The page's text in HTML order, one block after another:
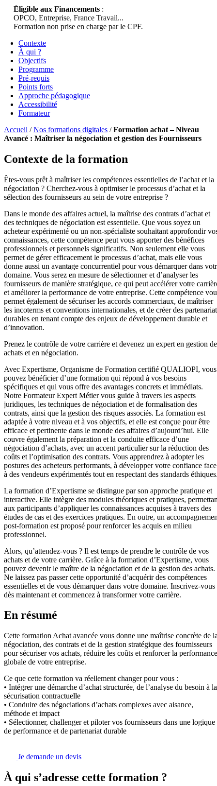
Éligible aux Financements :
OPCO, Entreprise, France Travail...
Formation non prise en charge par le CPF.
Contexte
À qui ?
Objectifs
Programme
Pré-requis
Points forts
Approche pédagogique
Accessibilité
Formateur
Accueil /Nos formations digitales /Formation achat – Niveau
Avancé : Maîtriser la négociation et gestion des Fournisseurs
Contexte de la formation
Êtes-vous prêt à maîtriser les compétences essentielles de l’achat et la
négociation ? Cherchez-vous à optimiser le processus d’achat et la
sélection des fournisseurs au sein de votre entreprise ?
Dans le monde des affaires actuel, la maîtrise des contrats d’achat et
des techniques de négociation est essentielle. Que vous soyez un
acheteur expérimenté ou un non-spécialiste souhaitant approfondir
connaissances, cette compétence peut vous apporter des bénéfices
professionnels et personnels significatifs. Non seulement elle vous
permet de gérer efficacement le processus d’achat, mais elle vous
donne aussi un avantage concurrentiel pour vous démarquer dans
domaine. Vous serez en mesure de sélectionner et d’analyser les
fournisseurs de manière stratégique, ce qui peut accélérer votre
et améliorer la performance de votre entreprise. Cette compétence
permet également de sécuriser les accords commerciaux, de maîtriser
les incoterms et conventions internationales, et de créer des
durables en tenant compte des enjeux de développement durable et
d’innovation.
Prenez le contrôle de votre carrière et devenez un expert en gestion
achats et en négociation.
Avec Expertisme, Organisme de Formation certifié QUALIOPI, vous
pouvez bénéficier d’une formation qui répond à vos besoins
spécifiques et qui vous offre des avantages concrets et immédiats.
Notre Formateur Expert Métier vous guide à travers les aspects
juridiques, les techniques de négociation et de formalisation des
contrats, ainsi que la gestion des risques associés. La formation est
adaptée à votre niveau et à vos objectifs, et elle est conçue pour être
efficace et pertinente dans le monde des affaires d’aujourd’hui. Elle
couvre également la préparation et la conduite efficace d’une
négociation d’achats, avec un accent particulier sur la réduction des
coûts et l’optimisation des contrats. Vous apprendrez à adopter les
postures des acheteurs performants, à développer votre confiance face
à des vendeurs expérimentés tout en respectant des standards
La formation d’Expertisme se distingue par son approche pratique et
interactive. Elle intègre des modules théoriques et pratiques,
aux participants d’appliquer les connaissances acquises à travers des
études de cas et des exercices pratiques. En outre, un
post-formation est proposé pour renforcer les acquis en milieu
professionnel.
Alors, qu’attendez-vous ? Il est temps de prendre le contrôle de vos
achats et de votre carrière. Grâce à la formation d’Expertisme, vous
pouvez devenir le maître de la négociation et de la gestion des achats.
Ne laissez pas passer cette opportunité d’acquérir des compétences
essentielles et de vous démarquer dans votre domaine. Inscrivez-vous
dès maintenant et commencez à transformer votre carrière.
En résumé
Cette formation Achat avancée vous donne une maîtrise concrète de
négociation, des contrats et de la gestion stratégique des fournisseurs
pour sécuriser vos achats, réduire les coûts et renforcer la performance
globale de votre entreprise.
Ce que cette formation va réellement changer pour vous :
• Intégrer une démarche d’achat structurée, de l’analyse du besoin à la
sécurisation contractuelle
• Conduire des négociations d’achats complexes avec aisance,
méthode et impact
• Sélectionner, challenger et piloter vos fournisseurs dans une logique
de performance et de partenariat durable
Je demande un devis
À qui s’adresse cette formation ?